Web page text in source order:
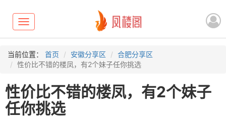
Toggle
navigation
当前位置： 首页 安徽分享区
合肥分享区
性价比不错的楼凤，有2个妹子任你挑选
性价比不错的楼凤，有2个妹子
任你挑选